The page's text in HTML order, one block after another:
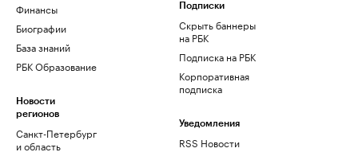
Финансы
Биографии
База знаний
РБК Образование
Новости
регионов
Санкт-Петербург
и область
Подписки
Скрыть баннеры
на РБК
Подписка на РБК
Корпоративная
подписка
Уведомления
RSS Новости